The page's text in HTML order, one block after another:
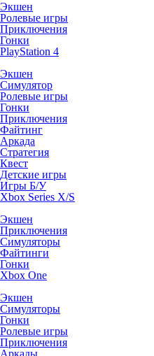
Экшен
Ролевые игры
Приключения
Гонки
PlayStation 4
Экшен
Симулятор
Ролевые игры
Гонки
Приключения
Файтинг
Аркада
Стратегия
Квест
Детские игры
Игры Б/У
Xbox Series X/S
Экшен
Приключения
Симуляторы
Файтинги
Гонки
Xbox One
Экшен
Симуляторы
Гонки
Ролевые игры
Приключения
Аркады